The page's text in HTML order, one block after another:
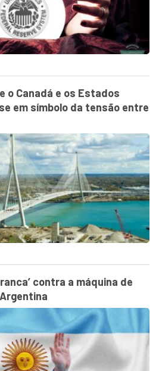
o Canadá e os Estados
em símbolo da tensão entre
contra a máquina de